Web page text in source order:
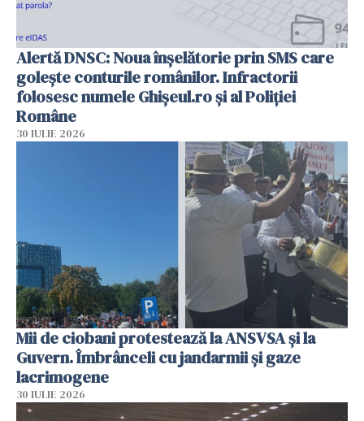
Alertă DNSC: Noua înșelătorie prin SMS care
golește conturile românilor. Infractorii
folosesc numele Ghișeul.ro și al Poliției
Române
30 IULIE 2026
Mii de ciobani protestează la ANSVSA și la
Guvern. Îmbrânceli cu jandarmii și gaze
lacrimogene
30 IULIE 2026